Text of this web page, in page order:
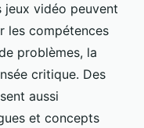
jeux vidéo peuvent
les compétences
problèmes, la
critique. Des
aussi
et concepts